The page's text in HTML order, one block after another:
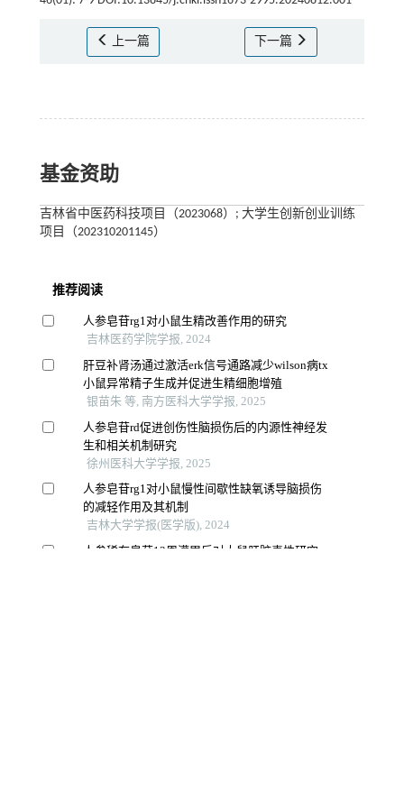
上一篇 下一篇
基金资助
吉林省中医药科技项目（2023068）; 大学生创新创业训练
项目（202310201145）